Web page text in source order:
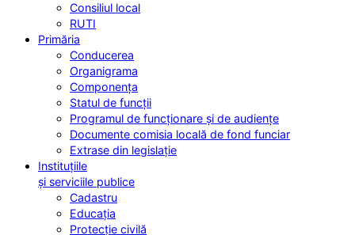
Consiliul local
RUTI
Primăria
Conducerea
Organigrama
Componența
Statul de funcții
Programul de funcționare și de audiențe
Documente comisia locală de fond funciar
Extrase din legislație
Instituțiile
și serviciile publice
Cadastru
Educația
Protecție civilă